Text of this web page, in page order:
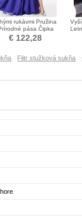
rukávmi Pružina
pása Čipka
Asymetrické rukávmi
Stužková Šaty
€ 122,28
Flitr stužková sukňa